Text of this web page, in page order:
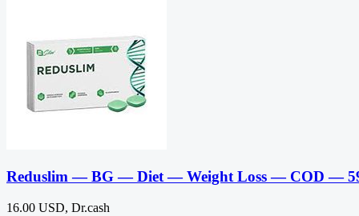
Reduslim — BG — Diet — Weight Loss — COD —
16.00 USD, Dr.cash